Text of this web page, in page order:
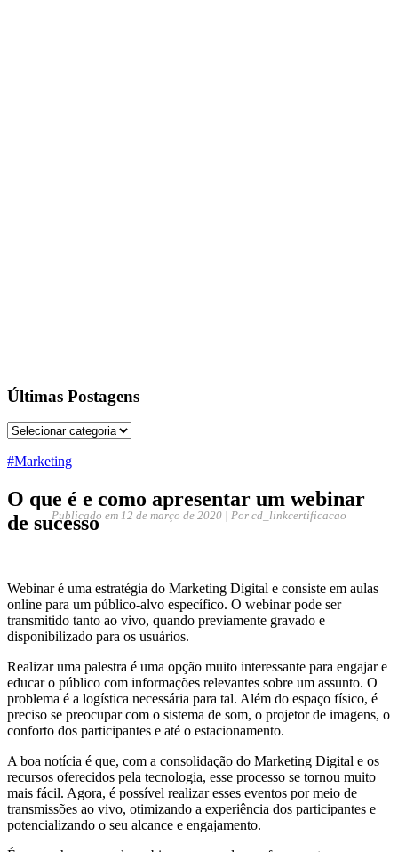
Últimas Postagens
#Marketing
O que é e como apresentar um webinar
de sucesso
Publicado em 12 de março de 2020 | Por cd_linkcertificacao
Webinar é uma estratégia do Marketing Digital e consiste em aulas
online para um público-alvo específico. O webinar pode ser
transmitido tanto ao vivo, quando previamente gravado e
disponibilizado para os usuários.
Realizar uma palestra é uma opção muito interessante para engajar e
educar o público com informações relevantes sobre um assunto. O
problema é a logística necessária para tal. Além do espaço físico, é
preciso se preocupar com o sistema de som, o projetor de imagens, o
conforto dos participantes e até o estacionamento.
A boa notícia é que, com a consolidação do Marketing Digital e os
recursos oferecidos pela tecnologia, esse processo se tornou muito
mais fácil. Agora, é possível realizar esses eventos por meio de
transmissões ao vivo, otimizando a experiência dos participantes e
potencializando o seu alcance e engajamento.